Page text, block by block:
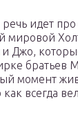
речь идет
мировой
Джо,
братьев
момент
как всегда